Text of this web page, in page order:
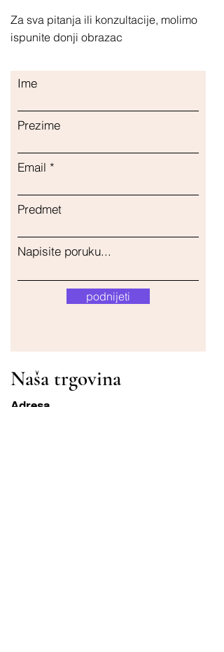
Za sva pitanja ili konzultacije, molimo
ispunite donji obrazac
Ime
Prezime
Email
Predmet
Napisite poruku...
podnijeti
Naša trgovina
Adresa